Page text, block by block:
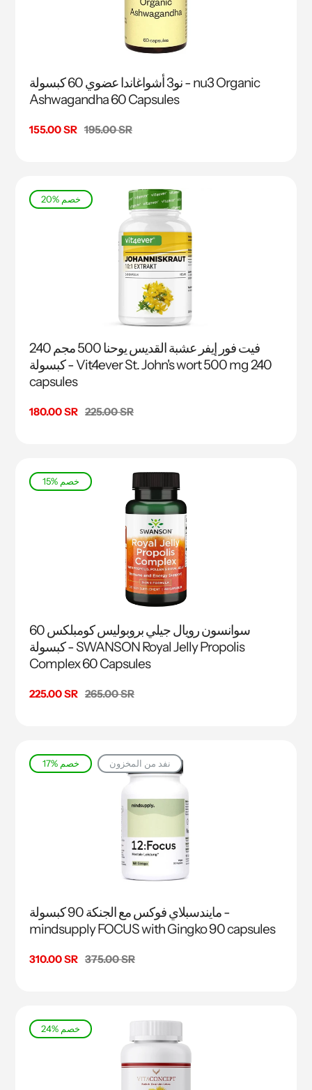
نو3 أشواغاندا عضوي 60 كبسولة - nu3 Organic
Ashwagandha 60 Capsules
سعر
155.00 SR السعر
195.00 SR
20% خصم
فيت فور إيفر عشبة القديس يوحنا 500 مجم 240
كبسولة - Vit4ever St. John's wort 500 mg 240
capsules
سعر
180.00 SR السعر
225.00 SR
15% خصم
سوانسون رويال جيلي بروبوليس كومبلكس 60
كبسولة - SWANSON Royal Jelly Propolis
Complex 60 Capsules
سعر
225.00 SR السعر
265.00 SR
17% خصم نفد من المخزون
مايندسبلاي فوكس مع الجنكة 90 كبسولة -
mindsupply FOCUS with Gingko 90 capsules
سعر
310.00 SR السعر
375.00 SR
24% خصم